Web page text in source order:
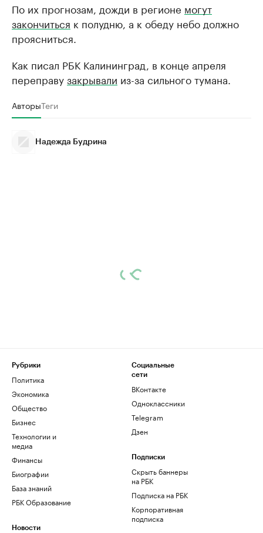
По их прогнозам, дожди в регионе могут
закончиться к полудню, а к обеду небо должно
проясниться.
Как писал РБК Калининград, в конце апреля
переправузакрывали из-за сильного тумана.
АвторыТеги
Надежда Будрина
Рубрики
Политика
Экономика
Общество
Бизнес
Технологии и
медиа
Финансы
Биографии
База знаний
РБК Образование
Новости
Социальные
сети
ВКонтакте
Одноклассники
Telegram
Дзен
Подписки
Скрыть баннеры
на РБК
Подписка на РБК
Корпоративная
подписка